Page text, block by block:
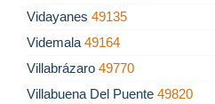
Vidayanes 49135
Videmala 49164
Villabrázaro 49770
Villabuena Del Puente 49820